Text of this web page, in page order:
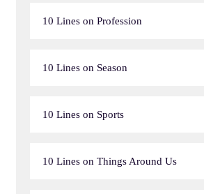
10 Lines on Profession
10 Lines on Season
10 Lines on Sports
10 Lines on Things Around Us